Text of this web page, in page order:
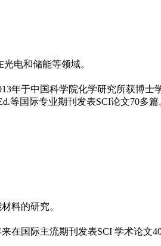
电和储能等领域。
年于中国科学院化学研究所获博
等国际专业期刊发表SCI论文70
料的研究。
在国际主流期刊发表SCI 学术论